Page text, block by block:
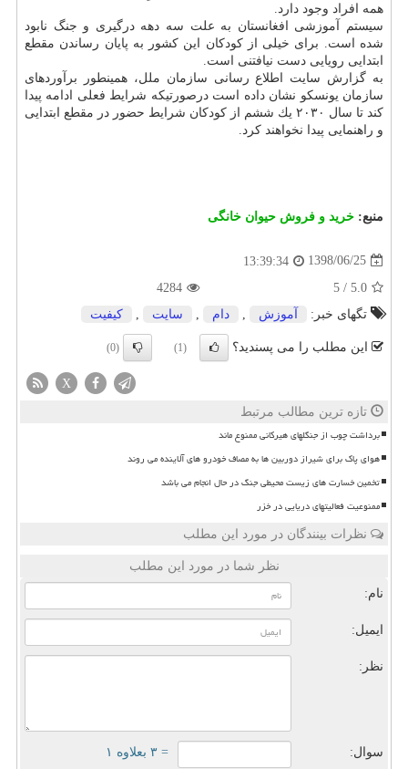
همه افراد وجود دارد.
سیستم آموزشی افغانستان به علت سه دهه درگیری و جنگ نابود
شده است. برای خیلی از كودكان این كشور به پایان رساندن مقطع
ابتدایی رویایی دست نیافتنی است.
به گزارش سایت اطلاع رسانی سازمان ملل، همینطور برآوردهای
سازمان یونسكو نشان داده است درصورتیكه شرایط فعلی ادامه پیدا
كند تا سال ۲۰۳۰ یك ششم از كودكان شرایط حضور در مقطع ابتدایی
و راهنمایی پیدا نخواهند كرد.
منبع: خرید و فروش حیوان خانگی
1398/06/25
13:39:34
5.0
/
5
4284
تگهای خبر:
آموزش دام سایت كیفیت
این مطلب را می پسندید؟ (1)
(0)
X
تازه ترین مطالب مرتبط
برداشت چوب از جنگلهای هیرکانی ممنوع ماند
هوای پاک برای شیراز دوربین ها به مصاف خودرو های آلاینده می روند
تخمین خسارت های زیست محیطی جنگ در حال انجام می باشد
ممنوعیت فعالیتهای دریایی در خزر
نظرات بینندگان در مورد این مطلب
نظر شما در مورد این مطلب
نام:
ایمیل:
نظر:
سوال: = ۳ بعلاوه ۱